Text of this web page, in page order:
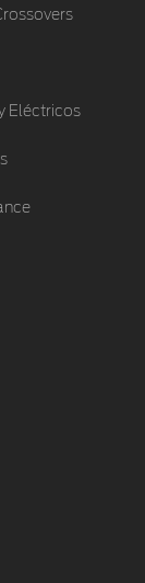
Eléctricos